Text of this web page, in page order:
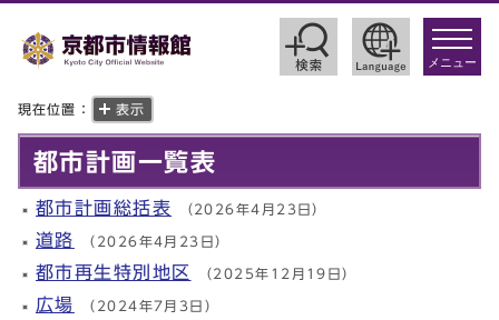
toggle
メニュー
現在位置： 表示
都市計画一覧表
都市計画総括表 （2026年4月23日）
道路 （2026年4月23日）
都市再生特別地区 （2025年12月19日）
広場 （2024年7月3日）